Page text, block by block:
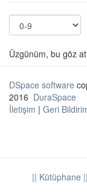
Üzgünüm, bu göz
DSpace software
2016 DuraSpace
İletişim | Geri
|| Kütüphane